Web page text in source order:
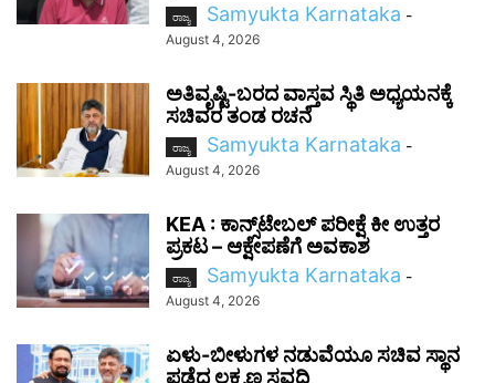
ರಾಜ್ಯ Samyukta Karnataka -
August 4, 2026
ಅತಿವೃಷ್ಟಿ-ಬರದ ವಾಸ್ತವ ಸ್ಥಿತಿ ಅಧ್ಯಯನಕ್ಕೆ
ಸಚಿವರ ತಂಡ ರಚನೆ
ರಾಜ್ಯ Samyukta Karnataka -
August 4, 2026
KEA : ಕಾನ್ಸ್‌ಟೇಬಲ್ ಪರೀಕ್ಷೆ ಕೀ ಉತ್ತರ
ಪ್ರಕಟ – ಆಕ್ಷೇಪಣೆಗೆ ಅವಕಾಶ
ರಾಜ್ಯ Samyukta Karnataka -
August 4, 2026
ಏಳು-ಬೀಳುಗಳ ನಡುವೆಯೂ ಸಚಿವ ಸ್ಥಾನ
ಪಡೆದ ಲಕ್ಷ್ಮಣ ಸವದಿ